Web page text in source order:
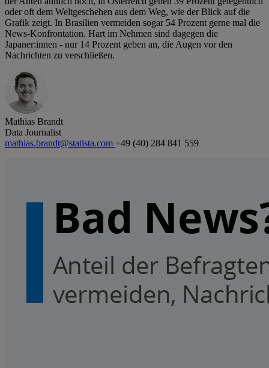
oder oft dem Weltgeschehen aus dem Weg, wie der Blick auf die
Grafik zeigt. In Brasilien vermeiden sogar 54 Prozent gerne mal die
News-Konfrontation. Hart im Nehmen sind dagegen die
Japaner:innen - nur 14 Prozent geben an, die Augen vor den
Nachrichten zu verschließen.
Mathias Brandt
Data Journalist
mathias.brandt@statista.com +49 (40) 284 841 559